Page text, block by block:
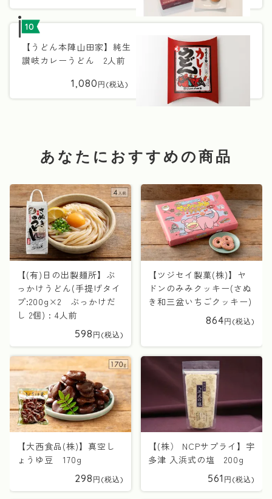
10
【うどん本陣山田家】純生
讃岐カレーうどん 2人前
1,080
あなたにおすすめの商品
【(有)日の出製麺所】ぶ
っかけうどん(手提げタイ
プ:200g×2 ぶっかけだ
し 2個) : 4人前
598
【ツジセイ製菓(株)】ヤ
ドンのみみクッキー(さぬ
き和三盆いちごクッキー)
864
【大西食品(株)】真空し
ょうゆ豆 170g
298
【(株） NCPサプライ】宇
多津 入浜式の塩 200g
561